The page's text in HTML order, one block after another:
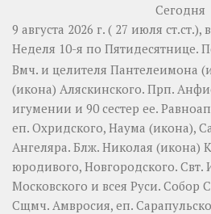
Сегодня
9 августа 2026 г. ( 27 июля ст.ст.),
Неделя 10-я по Пятидесятнице.
Вмч. и целителя Пантелеимона (
(икона) Аляскинского. Прп.
игумении и 90 сестер ее.
еп. Охридского, Наума (икона),
Ангеляра. Блж. Николая (икона)
юродивого, Новгородского. Свт.
Московского и всея Руси. Собор
Сщмч. Амвросия, еп.